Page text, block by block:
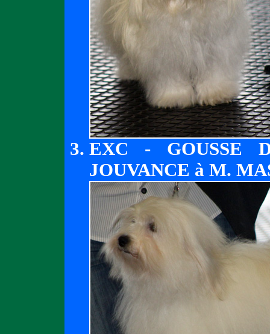
EXC - GOUSSE
JOUVANCE à M.